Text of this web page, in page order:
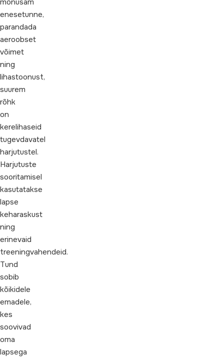
mõnusam
enesetunne,
parandada
aeroobset
võimet
ning
lihastoonust,
suurem
rõhk
on
kerelihaseid
tugevdavatel
harjutustel.
Harjutuste
sooritamisel
kasutatakse
lapse
keharaskust
ning
erinevaid
treeningvahendeid.
Tund
sobib
kõikidele
emadele,
kes
soovivad
oma
lapsega